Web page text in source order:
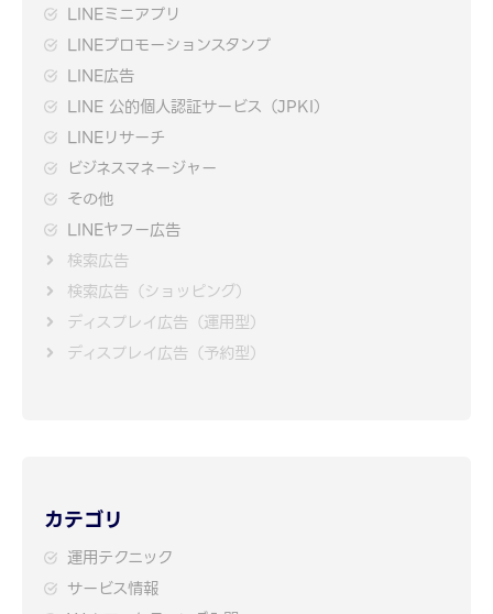
LINEミニアプリ
LINEプロモーションスタンプ
LINE広告
LINE 公的個人認証サービス（JPKI）
LINEリサーチ
ビジネスマネージャー
その他
LINEヤフー広告
検索広告
検索広告（ショッピング）
ディスプレイ広告（運用型）
ディスプレイ広告（予約型）
カテゴリ
運用テクニック
サービス情報